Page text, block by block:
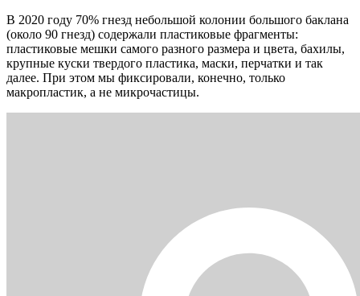
В 2020 году 70% гнезд небольшой колонии большого баклана
(около 90 гнезд) содержали пластиковые фрагменты:
пластиковые мешки самого разного размера и цвета, бахилы,
крупные куски твердого пластика, маски, перчатки и так
далее. При этом мы фиксировали, конечно, только
макропластик, а не микрочастицы.